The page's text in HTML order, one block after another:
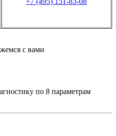
с вами
по 8 параметрам